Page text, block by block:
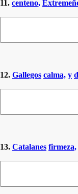
11. centeno,
12. Gallegos calma, y
13. Catalanes firmeza,